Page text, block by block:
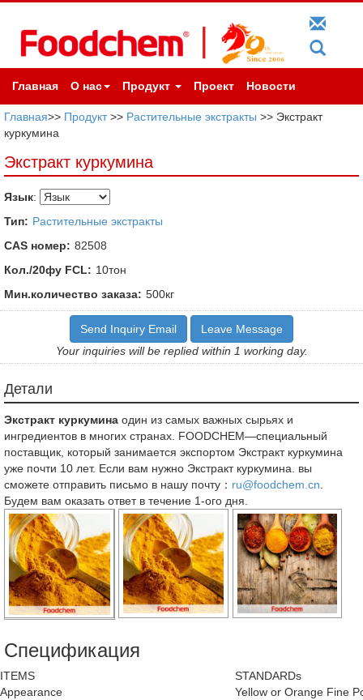
Главная О нас Продукт Проект Новости
Главная>> Продукт>> Растительные экстракты >> Экстракт
куркумина
Экстракт куркумина
Язык:
Тип: Растительные экстракты
CAS номер: 82508
Кол./20фу FCL: 10тон
Мин.количество заказа: 500кг
Send Inquiry Email
Leave Message
Your inquiries will be replied within 1 working day.
Детали
Экстракт куркумина один из самых важных сырьях и
ингредиентов в многих странах. FOODCHEM—специальный
поставщик, который занимается экспортом Экстракт куркумина
уже почти 10 лет. Если вам нужно Экстракт куркумина. вы
сможете отправить письмо в нашу почту： ru@foodchem.cn
Будем вам оказать ответ в течение 1-ого дня.
Спецификация
ITEMS
STANDARDs
Appearance
Yellow or Orange Fine